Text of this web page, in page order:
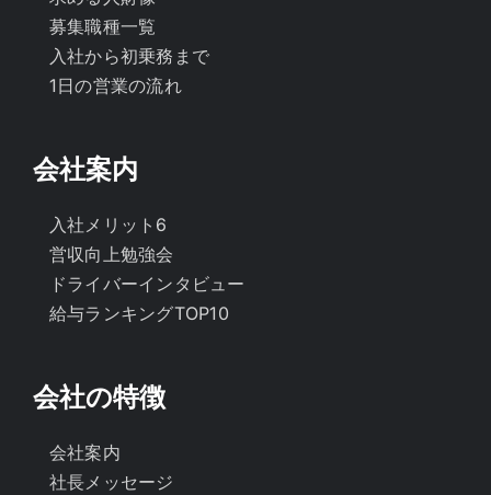
募集職種一覧
入社から初乗務まで
1日の営業の流れ
会社案内
入社メリット6
営収向上勉強会
ドライバーインタビュー
給与ランキングTOP10
会社の特徴
会社案内
社長メッセージ